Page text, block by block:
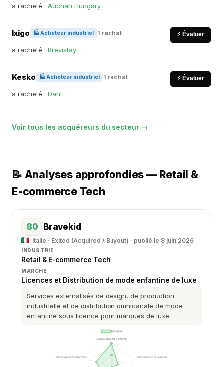
a racheté : Auchan Hungary
Ixigo 🏭 Acheteur industriel 1 rachat ⚡ Évaluer
a racheté : Brevistay
Kesko 🏭 Acheteur industriel 1 rachat ⚡ Évaluer
a racheté : Dahl
Voir tous les acquéreurs du secteur →
📝 Analyses approfondies — Retail &
E-commerce Tech
80 Bravekid
Italie · Exited (Acquired / Buyout) · publié le 8 juin 2026
INDUSTRIE
Retail & E-commerce Tech
MARCHÉ
Licences et Distribution de mode enfantine de luxe
Services externalisés de design, de production
industrielle et de distribution omnicanale de mode
enfantine sous licence pour marques de luxe.